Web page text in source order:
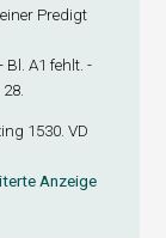
Predigt
Bl. A1 fehlt. -
1530. VD
Anzeige